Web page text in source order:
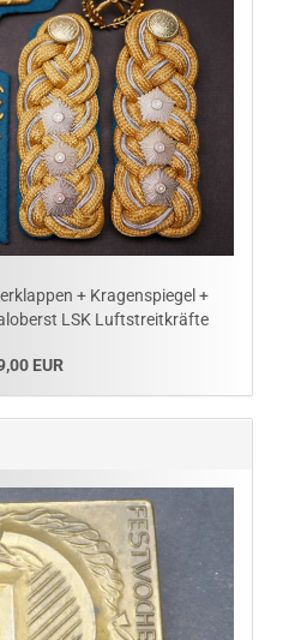
+ Kragenspiegel +
LSK Luftstreitkräfte
EUR